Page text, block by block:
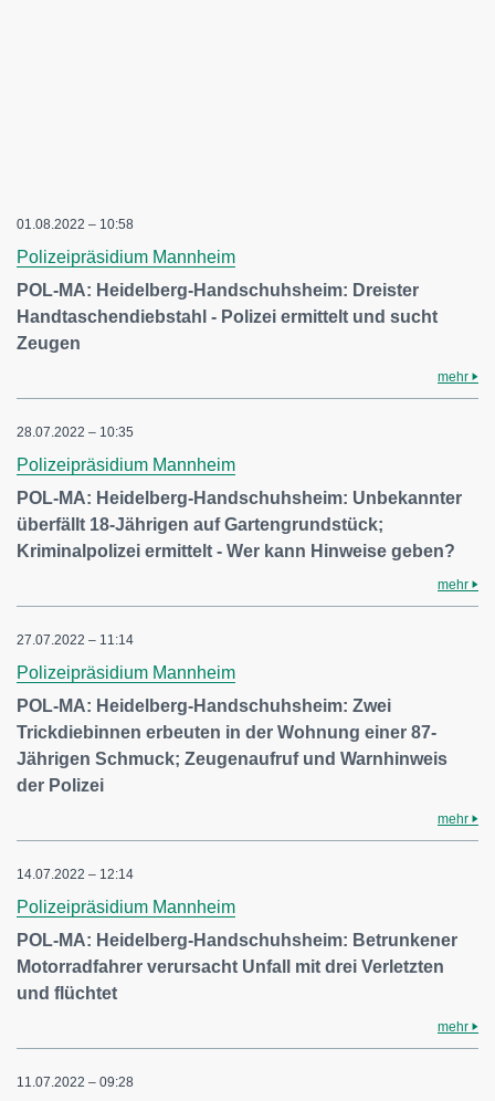
01.08.2022 – 10:58
Polizeipräsidium Mannheim
POL-MA: Heidelberg-Handschuhsheim: Dreister
Handtaschendiebstahl - Polizei ermittelt und sucht
Zeugen
mehr
28.07.2022 – 10:35
Polizeipräsidium Mannheim
POL-MA: Heidelberg-Handschuhsheim: Unbekannter
überfällt 18-Jährigen auf Gartengrundstück;
Kriminalpolizei ermittelt - Wer kann Hinweise geben?
mehr
27.07.2022 – 11:14
Polizeipräsidium Mannheim
POL-MA: Heidelberg-Handschuhsheim: Zwei
Trickdiebinnen erbeuten in der Wohnung einer 87-
Jährigen Schmuck; Zeugenaufruf und Warnhinweis
der Polizei
mehr
14.07.2022 – 12:14
Polizeipräsidium Mannheim
POL-MA: Heidelberg-Handschuhsheim: Betrunkener
Motorradfahrer verursacht Unfall mit drei Verletzten
und flüchtet
mehr
11.07.2022 – 09:28